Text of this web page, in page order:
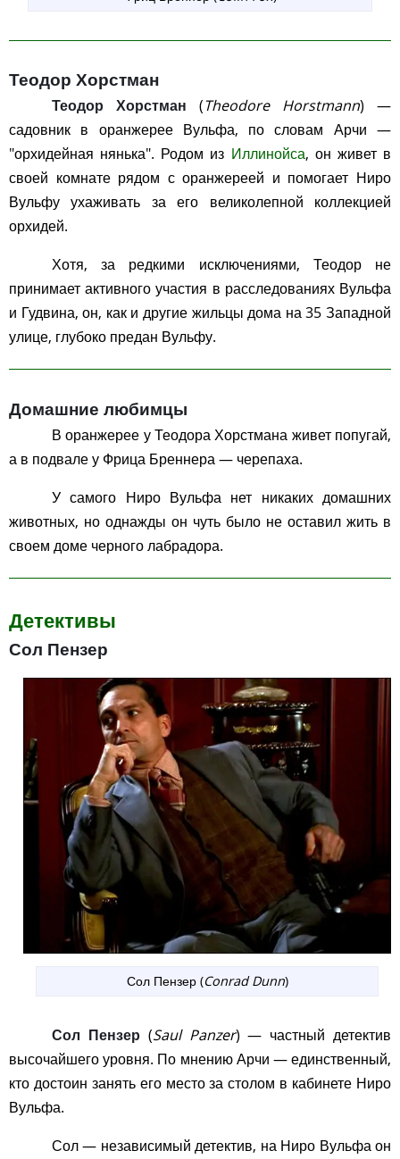
Теодор Хорстман
Теодор Хорстман (Theodore Horstmann) —
садовник в оранжерее Вульфа, по словам Арчи —
"орхидейная нянька". Родом из Иллинойса, он живет в
своей комнате рядом с оранжереей и помогает Ниро
Вульфу ухаживать за его великолепной коллекцией
орхидей.
Хотя, за редкими исключениями, Теодор не
принимает активного участия в расследованиях Вульфа
и Гудвина, он, как и другие жильцы дома на 35 Западной
улице, глубоко предан Вульфу.
Домашние любимцы
В оранжерее у Теодора Хорстмана живет попугай,
а в подвале у Фрица Бреннера — черепаха.
У самого Ниро Вульфа нет никаких домашних
животных, но однажды он чуть было не оставил жить в
своем доме черного лабрадора.
Детективы
Сол Пензер
Сол Пензер (Conrad Dunn)
Сол Пензер (Saul Panzer) — частный детектив
высочайшего уровня. По мнению Арчи — единственный,
кто достоин занять его место за столом в кабинете Ниро
Вульфа.
Сол — независимый детектив, на Ниро Вульфа он